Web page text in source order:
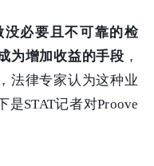
没必要且不可靠的检
为增加收益的手段 ，
法律专家认为这种业
STAT记者对Proove